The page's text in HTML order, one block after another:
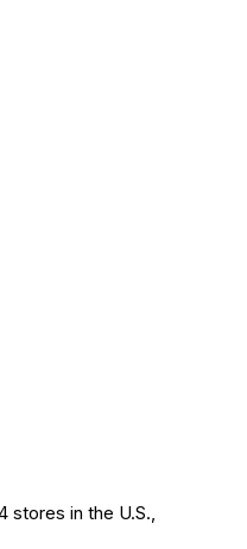
stores in the U.S.,